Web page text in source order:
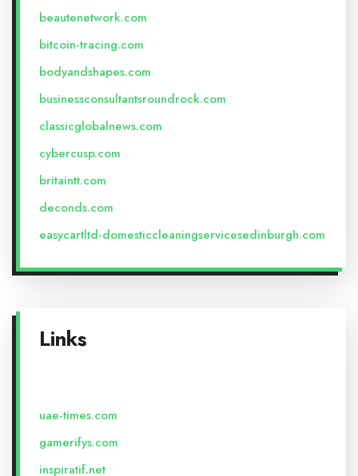
beautenetwork.com
bitcoin-tracing.com
bodyandshapes.com
businessconsultantsroundrock.com
classicglobalnews.com
cybercusp.com
britaintt.com
deconds.com
easycartltd-domesticcleaningservicesedinburgh.com
Links
uae-times.com
gamerifys.com
inspiratif.net